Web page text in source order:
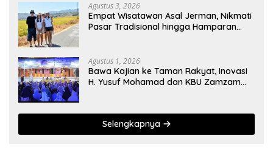
Agustus 3, 2026
Empat Wisatawan Asal Jerman, Nikmati
Pasar Tradisional hingga Hamparan
Agustus 1, 2026
Bawa Kajian ke Taman Rakyat, Inovasi
H. Yusuf Mohamad dan KBU Zamzam
Selengkapnya